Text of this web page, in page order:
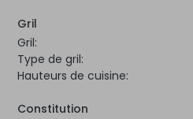
Gril
Gril:
Type de gril:
Hauteurs de cuisine:
Constitution